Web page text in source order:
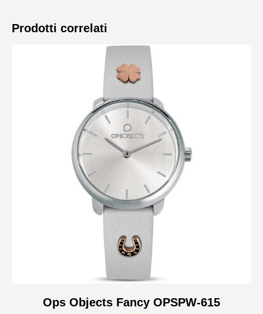
Prodotti correlati
Ops Objects Fancy OPSPW-615